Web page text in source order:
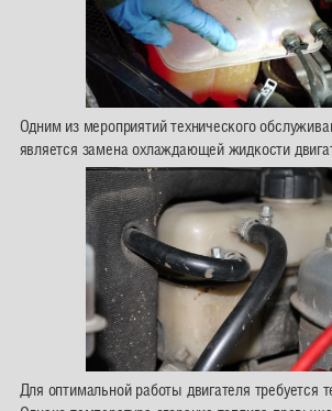
Одним из мероприятий технического
является замена охлаждающей жидкости
Для оптимальной работы двигателя требуется